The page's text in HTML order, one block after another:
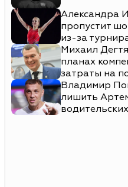
Александра
пропустит
из-за
Михаил
планах
затраты на
Владимир
лишить